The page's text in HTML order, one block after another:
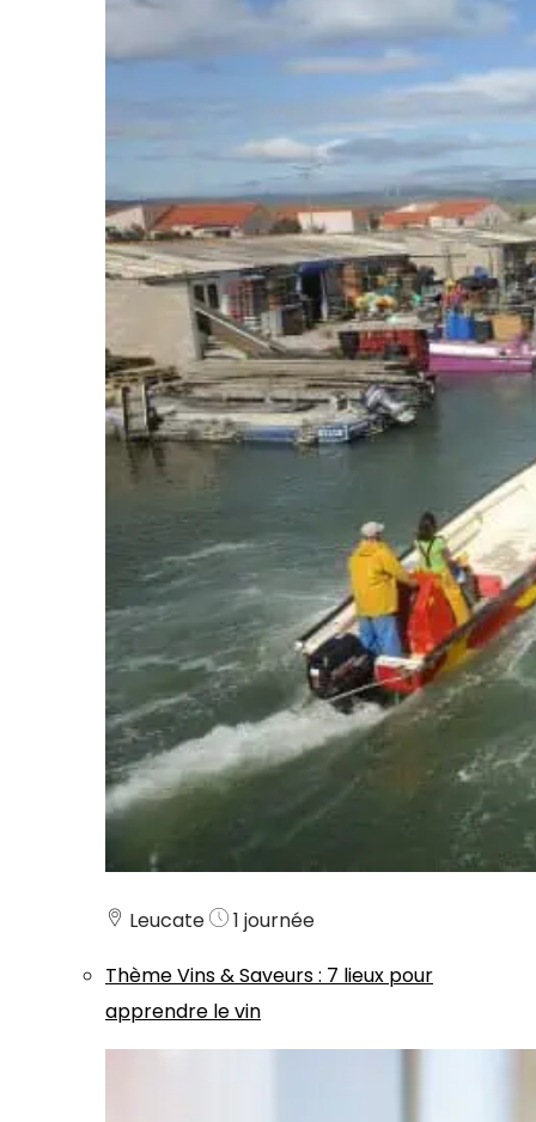
Leucate
1 journée
ThèmeVins & Saveurs: 7 lieux pour
apprendre le vin